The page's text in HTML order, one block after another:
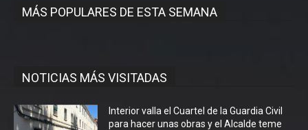
MÁS POPULARES DE ESTA SEMANA
NOTICIAS MÁS VISITADAS
Interior valla el Cuartel de la Guardia Civil
para hacer unas obras y el Alcalde teme